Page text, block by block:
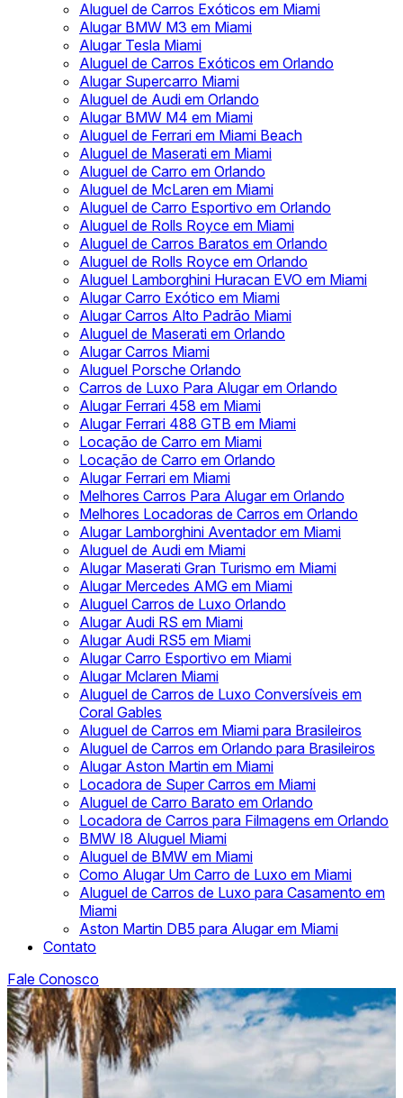
Aluguel de Carros Exóticos em Miami
Alugar BMW M3 em Miami
Alugar Tesla Miami
Aluguel de Carros Exóticos em Orlando
Alugar Supercarro Miami
Aluguel de Audi em Orlando
Alugar BMW M4 em Miami
Aluguel de Ferrari em Miami Beach
Aluguel de Maserati em Miami
Aluguel de Carro em Orlando
Aluguel de McLaren em Miami
Aluguel de Carro Esportivo em Orlando
Aluguel de Rolls Royce em Miami
Aluguel de Carros Baratos em Orlando
Aluguel de Rolls Royce em Orlando
Aluguel Lamborghini Huracan EVO em Miami
Alugar Carro Exótico em Miami
Alugar Carros Alto Padrão Miami
Aluguel de Maserati em Orlando
Alugar Carros Miami
Aluguel Porsche Orlando
Carros de Luxo Para Alugar em Orlando
Alugar Ferrari 458 em Miami
Alugar Ferrari 488 GTB em Miami
Locação de Carro em Miami
Locação de Carro em Orlando
Alugar Ferrari em Miami
Melhores Carros Para Alugar em Orlando
Melhores Locadoras de Carros em Orlando
Alugar Lamborghini Aventador em Miami
Aluguel de Audi em Miami
Alugar Maserati Gran Turismo em Miami
Alugar Mercedes AMG em Miami
Aluguel Carros de Luxo Orlando
Alugar Audi RS em Miami
Alugar Audi RS5 em Miami
Alugar Carro Esportivo em Miami
Alugar Mclaren Miami
Aluguel de Carros de Luxo Conversíveis em
Coral Gables
Aluguel de Carros em Miami para Brasileiros
Aluguel de Carros em Orlando para Brasileiros
Alugar Aston Martin em Miami
Locadora de Super Carros em Miami
Aluguel de Carro Barato em Orlando
Locadora de Carros para Filmagens em Orlando
BMW I8 Aluguel Miami
Aluguel de BMW em Miami
Como Alugar Um Carro de Luxo em Miami
Aluguel de Carros de Luxo para Casamento em
Miami
Aston Martin DB5 para Alugar em Miami
Contato
Fale Conosco